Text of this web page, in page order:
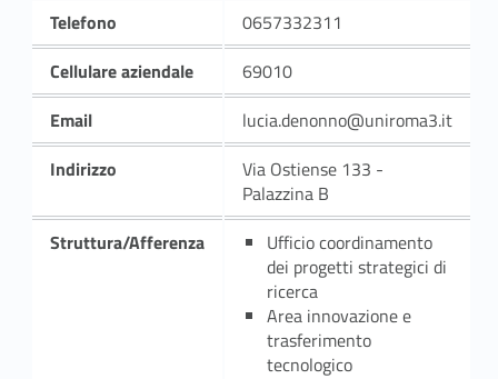
Telefono
0657332311
Cellulare aziendale
69010
Email
lucia.denonno@uniroma3.it
Indirizzo
Via Ostiense 133 -
Palazzina B
Struttura/Afferenza
Ufficio coordinamento
dei progetti strategici di
ricerca
Area innovazione e
trasferimento
tecnologico